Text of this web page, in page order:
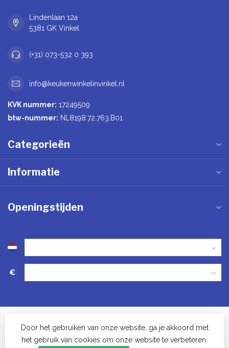
Lindenlaan 12a
5381 GK Vinkel
(+31) 073-532 0 393
info@keukenwinkelinvinkel.nl
KVK nummer: 17249509
btw-nummer: NL8198.72.763.B01
Categorieën
Informatie
Openingstijden
€
Door het gebruiken van onze website, ga je akkoord met
het gebruik van cookies om onze website te verbeteren.